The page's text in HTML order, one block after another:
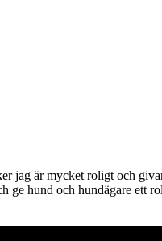
jag är mycket roligt och
ge hund och hundägare ett